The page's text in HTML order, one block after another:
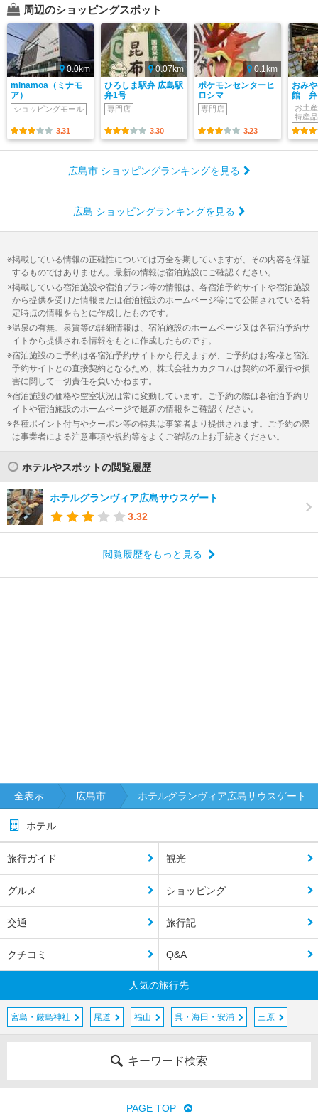
周辺のショッピングスポット
0.0km
minamoa（ミナモ
ア）
ショッピングモール
3.31
0.07km
ひろしま駅弁 広島駅
弁1号
専門店
3.30
0.1km
ポケモンセンターヒ
ロシマ
専門店
3.23
おみ
館 弁
お土
特産品
広島市 ショッピングランキングを見る
広島 ショッピングランキングを見る
掲載している情報の正確性については万全を期していますが、その内容を保証
するものではありません。最新の情報は宿泊施設にご確認ください。
掲載している宿泊施設や宿泊プラン等の情報は、各宿泊予約サイトや宿泊施設
から提供を受けた情報または宿泊施設のホームページ等にて公開されている特
定時点の情報をもとに作成したものです。
温泉の有無、泉質等の詳細情報は、宿泊施設のホームページ又は各宿泊予約サ
イトから提供される情報をもとに作成したものです。
宿泊施設のご予約は各宿泊予約サイトから行えますが、ご予約はお客様と宿泊
予約サイトとの直接契約となるため、株式会社カカクコムは契約の不履行や損
害に関して一切責任を負いかねます。
宿泊施設の価格や空室状況は常に変動しています。ご予約の際は各宿泊予約サ
イトや宿泊施設のホームページで最新の情報をご確認ください。
各種ポイント付与やクーポン等の特典は事業者より提供されます。ご予約の際
は事業者による注意事項や規約等をよくご確認の上お手続きください。
ホテルやスポットの閲覧履歴
ホテルグランヴィア広島サウスゲート
3.32
閲覧履歴をもっと見る
全表示 広島市 ホテルグランヴィア広島サウスゲート
ホテル
旅行ガイド 観光
グルメ ショッピング
交通 旅行記
クチコミ Q&A
人気の旅行先
宮島・厳島神社 尾道 福山 呉・海田・安浦 三原
キーワード検索
PAGE TOP